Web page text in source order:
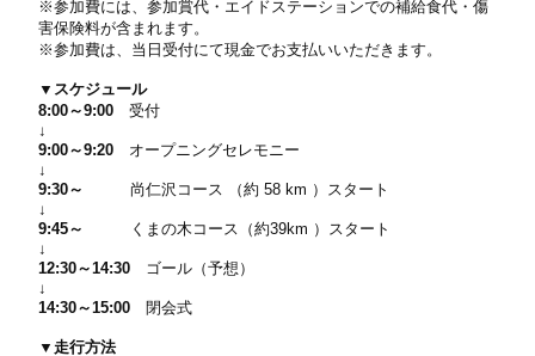
※参加費には、参加賞代・エイドステーションでの補給食代・傷
害保険料が含まれます。
※参加費は、当日受付にて現金でお支払いいただきます。
▼スケジュール
8:00～9:00 受付
↓
9:00～9:20 オープニングセレモニー
↓
9:30～
尚仁沢コース （約 58 km ）スタート
↓
9:45～
くまの木コース（約39km ）スタート
↓
12:30～14:30 ゴール（予想）
↓
14:30～15:00 閉会式
▼走行方法